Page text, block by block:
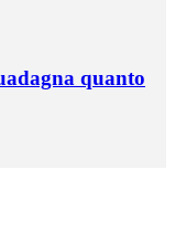
quanto